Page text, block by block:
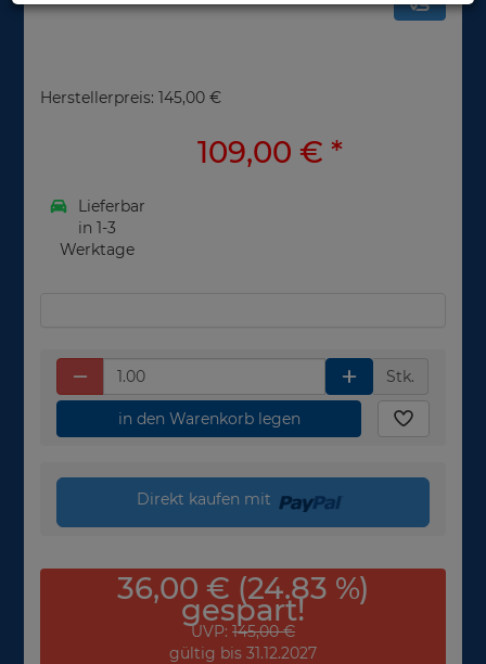
Herstellerpreis: 145,00 €
109,00 € *
Lieferbar
in 1-3
Werktage
Stk.
in den Warenkorb legen
Direkt kaufen mit
36,00 € (24.83 %)
gespart!
UVP: 145,00 €
gültig bis 31.12.2027